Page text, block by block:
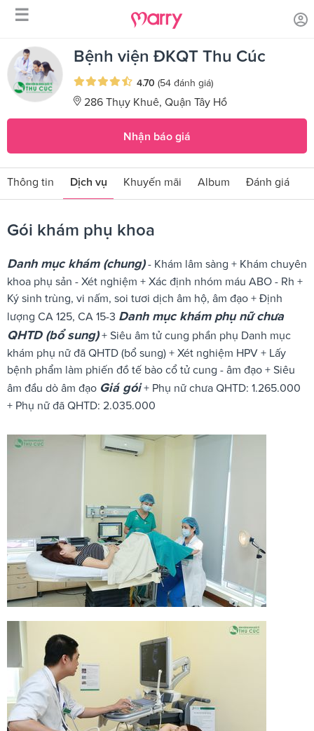
☰
Trang chủ Sản phẩm dịch vụ / Gói khám phụ khoa
Bệnh viện ĐKQT Thu Cúc
4.70 (54 đánh giá)
286 Thụy Khuê, Quận Tây Hồ
Nhận báo giá
Thông tin Dịch vụ Khuyến mãi Album Đánh giá
Gói khám phụ khoa
Danh mục khám (chung)- Khám lâm sàng + Khám chuyên
khoa phụ sản - Xét nghiệm + Xác định nhóm máu ABO - Rh +
Ký sinh trùng, vi nấm, soi tươi dịch âm hộ, âm đạo + Định
lượng CA 125, CA 15-3 Danh mục khám phụ nữ chưa
QHTD (bổ sung)+ Siêu âm tử cung phần phụ Danh mục
khám phụ nữ đã QHTD (bổ sung) + Xét nghiệm HPV + Lấy
bệnh phẩm làm phiến đồ tế bào cổ tử cung - âm đạo + Siêu
âm đầu dò âm đạo Giá gói+ Phụ nữ chưa QHTD: 1.265.000
+ Phụ nữ đã QHTD: 2.035.000